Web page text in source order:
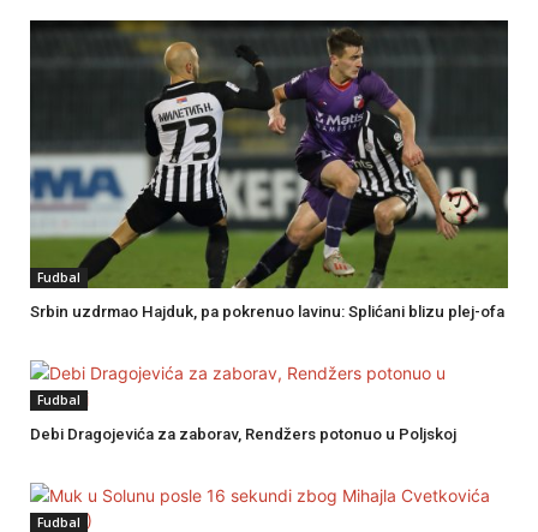
Fudbal
Srbin uzdrmao Hajduk, pa pokrenuo lavinu: Splićani blizu plej-ofa
Fudbal
Debi Dragojevića za zaborav, Rendžers potonuo u Poljskoj
Fudbal